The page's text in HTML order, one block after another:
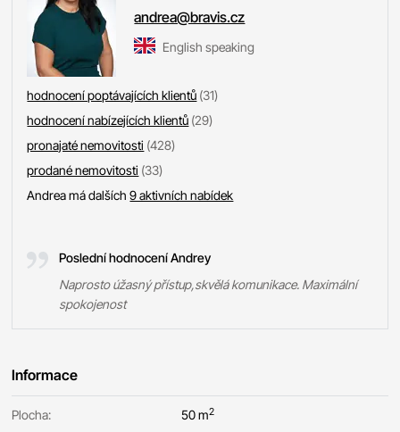
andrea@bravis.cz
English speaking
hodnocení poptávajících klientů (31)
hodnocení nabízejících klientů (29)
pronajaté nemovitosti (428)
prodané nemovitosti (33)
Andrea má dalších9 aktivních nabídek
Poslední hodnocení Andrey
Naprosto úžasný přístup,skvělá komunikace. Maximální
spokojenost
Informace
Plocha: 50 m2